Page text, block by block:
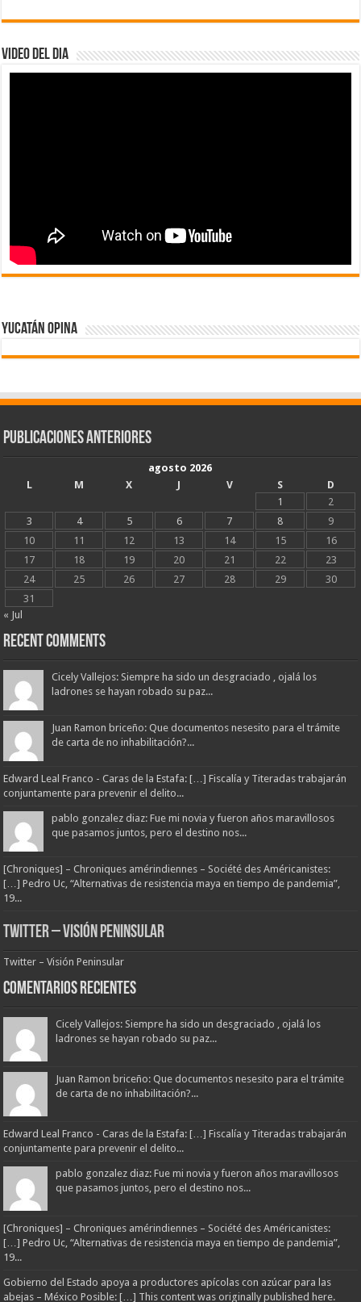
Video del dia
Yucatán Opina
Publicaciones Anteriores
agosto 2026
L
M X J V S
D
1
2
3
4 5 6 7 8
9
10
11 12 13 14 15
16
17
18 19 20 21 22
23
24
25 26 27 28 29
30
31
« Jul
Recent Comments
Cicely Vallejos: Siempre ha sido un desgraciado , ojalá los
ladrones se hayan robado su paz...
Juan Ramon briceño: Que documentos nesesito para el trámite
de carta de no inhabilitación?...
Edward Leal Franco - Caras de la Estafa: […] Fiscalía y Titeradas trabajarán
conjuntamente para prevenir el delito...
pablo gonzalez diaz: Fue mi novia y fueron años maravillosos
que pasamos juntos, pero el destino nos...
[Chroniques] – Chroniques amérindiennes – Société des Américanistes:
[…] Pedro Uc, “Alternativas de resistencia maya en tiempo de pandemia”,
19...
Twitter – Visión Peninsular
Twitter – Visión Peninsular
Comentarios Recientes
Cicely Vallejos: Siempre ha sido un desgraciado , ojalá los
ladrones se hayan robado su paz...
Juan Ramon briceño: Que documentos nesesito para el trámite
de carta de no inhabilitación?...
Edward Leal Franco - Caras de la Estafa: […] Fiscalía y Titeradas trabajarán
conjuntamente para prevenir el delito...
pablo gonzalez diaz: Fue mi novia y fueron años maravillosos
que pasamos juntos, pero el destino nos...
[Chroniques] – Chroniques amérindiennes – Société des Américanistes:
[…] Pedro Uc, “Alternativas de resistencia maya en tiempo de pandemia”,
19...
Gobierno del Estado apoya a productores apícolas con azúcar para las
abejas – México Posible: […] This content was originally published here.